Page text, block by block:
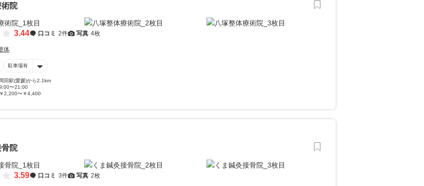
術院
3.44 口コミ 2件 写真 4枚
体
駐車場有
岡田駅(愛媛)から2.1km
〜21:00
￥2,200〜￥4,400
骨院
3.59 口コミ 3件 写真 2枚